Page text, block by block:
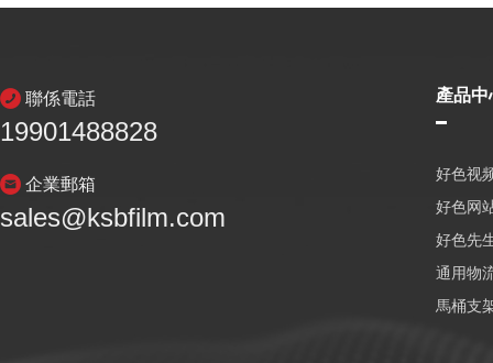
聯係電話
19901488828
企業郵箱
sales@ksbfilm.com
產品中
好色视
好色网
好色先
通用物
馬桶支